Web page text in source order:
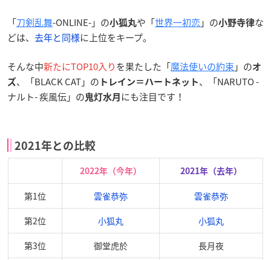
「刀剣乱舞-ONLINE-」の小狐丸や「世界一初恋 」の小野寺律な
どは、 去年と同様に上位をキープ。
そんな中新たにTOP10入りを果たした「魔法使いの約束 」のオ
ズ、「BLACK CAT」の トレイン＝ハートネット 、「NARUTO -
ナルト- 疾風伝」の 鬼灯水月 にも注目です！
2021年との比較
2022年（今年） 2021年（去年）
第1位 雲雀恭弥 雲雀恭弥
第2位 小狐丸 小狐丸
第3位 御堂虎於 長月夜